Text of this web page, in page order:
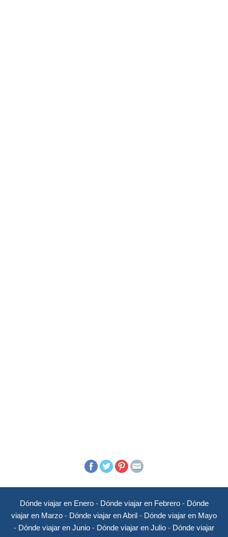
Dónde viajar en Enero- Dónde viajar en Febrero- Dónde
viajar en Marzo - Dónde viajar en Abril - Dónde viajar en Mayo
- Dónde viajar en Junio - Dónde viajar en Julio - Dónde viajar